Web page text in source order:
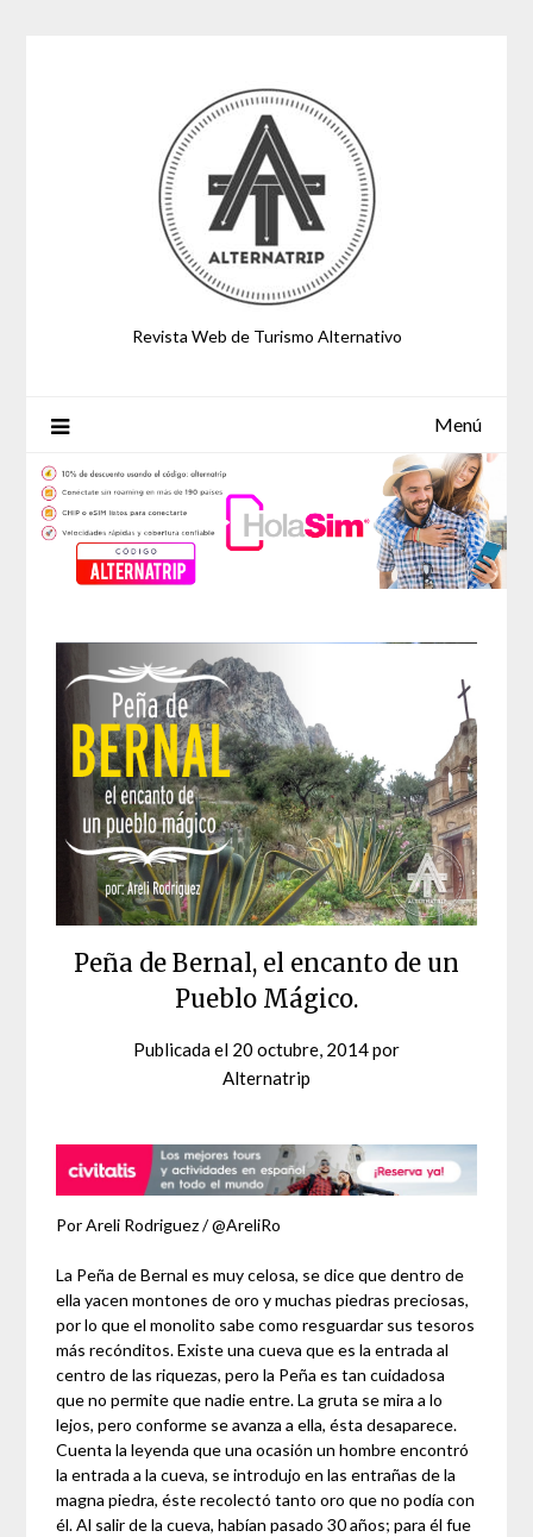
Revista Web de Turismo Alternativo
Menú
Peña de Bernal, el encanto de un
Pueblo Mágico.
Publicada el 20 octubre, 2014por
Alternatrip
Por Areli Rodriguez / @AreliRo
La Peña de Bernal es muy celosa, se dice que dentro de
ella yacen montones de oro y muchas piedras preciosas,
por lo que el monolito sabe como resguardar sus tesoros
más recónditos. Existe una cueva que es la entrada al
centro de las riquezas, pero la Peña es tan cuidadosa
que no permite que nadie entre. La gruta se mira a lo
lejos, pero conforme se avanza a ella, ésta desaparece.
Cuenta la leyenda que una ocasión un hombre encontró
la entrada a la cueva, se introdujo en las entrañas de la
magna piedra, éste recolectó tanto oro que no podía con
él. Al salir de la cueva, habían pasado 30 años; para él fue